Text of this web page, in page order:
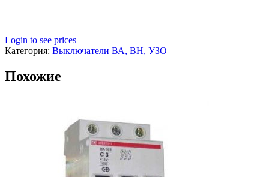
Login to see prices
Категория: Выключатели ВА, ВН, УЗО
Похожие